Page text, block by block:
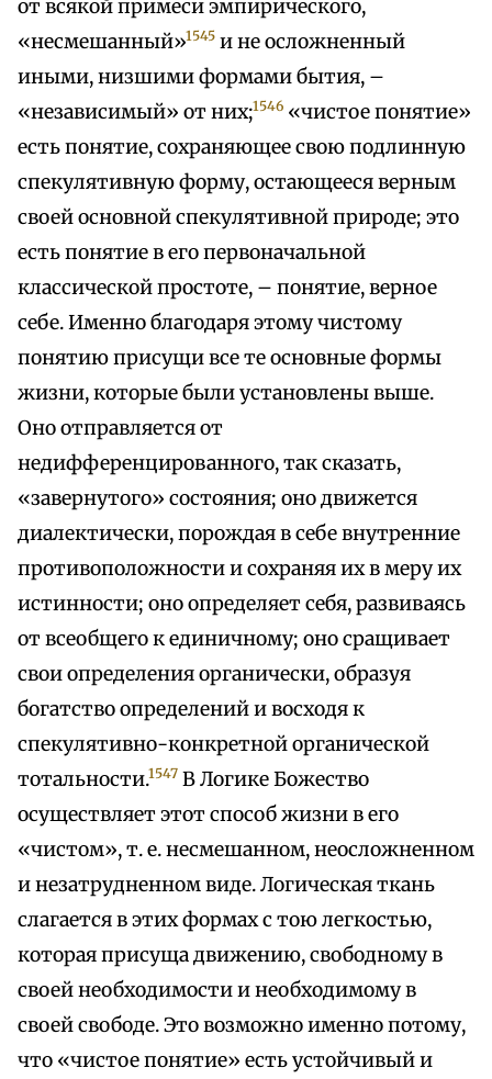
от всякой примеси эмпирического,
«несмешанный»1545 и не осложненный
иными, низшими формами бытия, –
«независимый» от них;1546 «чистое понятие»
есть понятие, сохраняющее свою подлинную
спекулятивную форму, остающееся верным
своей основной спекулятивной природе; это
есть понятие в его первоначальной
классической простоте, – понятие, верное
себе. Именно благодаря этому чистому
понятию присущи все те основные формы
жизни, которые были установлены выше.
Оно отправляется от
недифференцированного, так сказать,
«завернутого» состояния; оно движется
диалектически, порождая в себе внутренние
противоположности и сохраняя их в меру их
истинности; оно определяет себя, развиваясь
от всеобщего к единичному; оно сращивает
свои определения органически, образуя
богатство определений и восходя к
спекулятивно-конкретной органической
тотальности.1547 В Логике Божество
осуществляет этот способ жизни в его
«чистом», т. е. несмешанном, неосложненном
и незатрудненном виде. Логическая ткань
слагается в этих формах с тою легкостью,
которая присуща движению, свободному в
своей необходимости и необходимому в
своей свободе. Это возможно именно потому,
что «чистое понятие» есть устойчивый и